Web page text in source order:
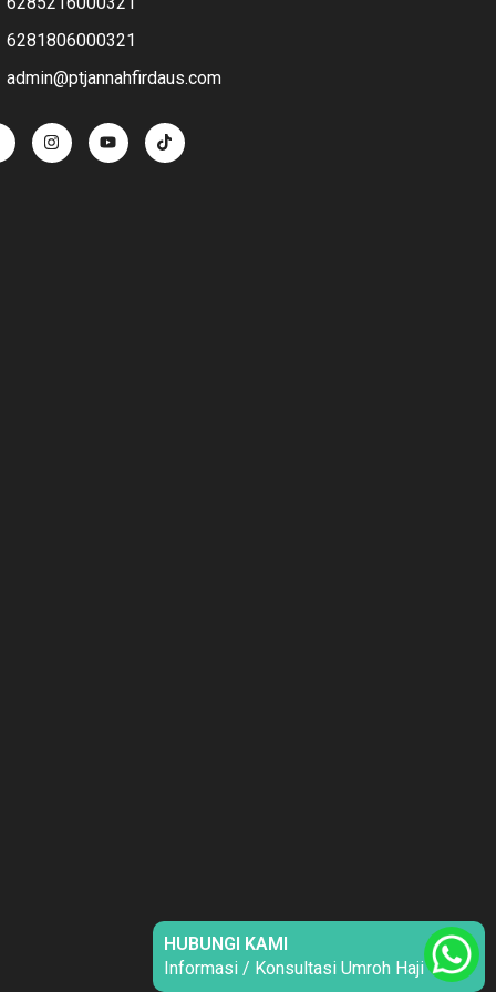
6281806000321
admin@ptjannahfirdaus.com